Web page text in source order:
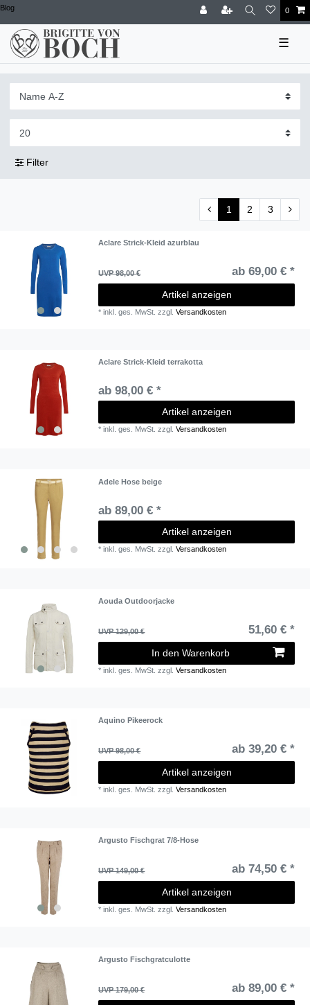
Blog 0
☰
Filter
1 2 3
Aclare Strick-Kleid azurblau
UVP 98,00 € ab 69,00 € *
Artikel anzeigen
*inkl. ges. MwSt. zzgl.Versandkosten
Aclare Strick-Kleid terrakotta
ab 98,00 € *
Artikel anzeigen
*inkl. ges. MwSt. zzgl.Versandkosten
Adele Hose beige
ab 89,00 € *
Artikel anzeigen
*inkl. ges. MwSt. zzgl.Versandkosten
Aouda Outdoorjacke
UVP 129,00 € 51,60 € *
In den Warenkorb
*inkl. ges. MwSt. zzgl.Versandkosten
Aquino Pikeerock
UVP 98,00 € ab 39,20 € *
Artikel anzeigen
*inkl. ges. MwSt. zzgl.Versandkosten
Argusto Fischgrat 7/8-Hose
UVP 149,00 € ab 74,50 € *
Artikel anzeigen
*inkl. ges. MwSt. zzgl.Versandkosten
Argusto Fischgratculotte
UVP 179,00 € ab 89,00 € *